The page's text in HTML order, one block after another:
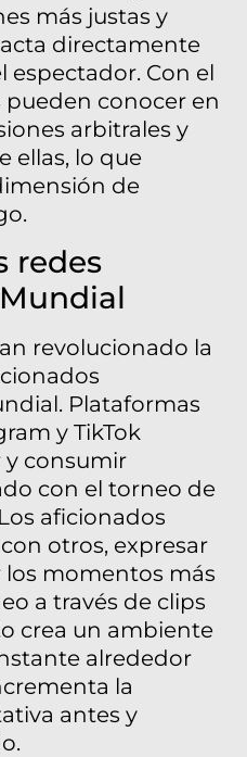
más justas y
directamente
espectador. Con el
pueden conocer en
arbitrales y
ellas, lo que
de
redes
revolucionado la
Plataformas
y TikTok
consumir
con el torneo de
aficionados
otros, expresar
los momentos más
a través de clips
crea un ambiente
alrededor
la
antes y